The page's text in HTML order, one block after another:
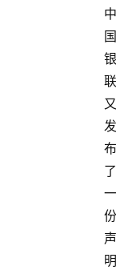
中
国
银
联
又
发
布
了
一
份
声
明